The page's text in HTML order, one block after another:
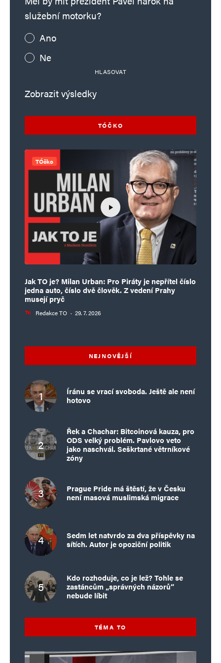
služební motorku?
Ano
Ne
HLASOVAT
Zobrazit výsledky
TÓČKO
TÓčko
Jak TO je? Milan Urban: Pro Piráty je nepřítel číslo
jedna auto, číslo dvě člověk. Z vedení Prahy
musejí pryč
Redakce TO · 29. 7. 2026
NEJNOVĚJŠÍ
Íránu se vrací svoboda. Ještě ale není
hotovo
Řek a Chachar: Bitcoinová kauza, pro
ODS velký problém. Pavlovo veto
jako naschvál. Seškrtané větrníkové
zóny
Prague Pride má štěstí, že v Česku
není masová muslimská migrace
Sedm let natvrdo za dva příspěvky na
sítích. Autor je opoziční politik
Kdo rozhoduje, co je lež? Tohle se
zastáncům „správných názorů“
nebude líbit
TÉMA TO